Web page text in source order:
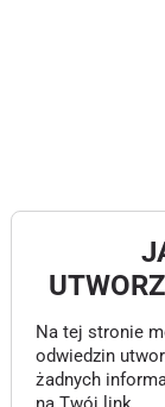
Na tej stronie
odwiedzin
żadnych